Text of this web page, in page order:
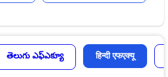
తెలుగు ఎఫ్ఎక్యూ हिन्दी एफएक्यू